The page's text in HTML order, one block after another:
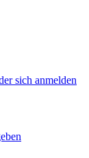
sich anmelden